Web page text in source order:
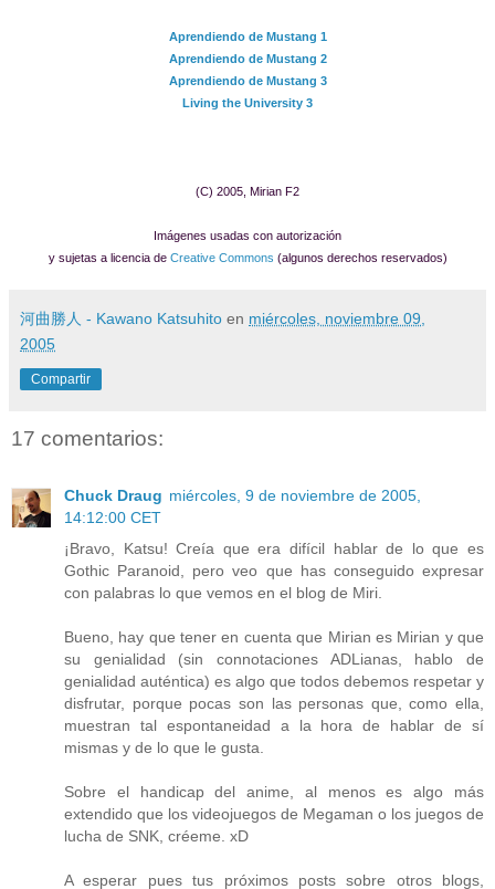
Aprendiendo de Mustang 1
Aprendiendo de Mustang 2
Aprendiendo de Mustang 3
Living the University 3
(C) 2005, Mirian F2
Imágenes usadas con autorización
y sujetas a licencia de Creative Commons (algunos derechos reservados)
河曲勝人 - Kawano Katsuhito en miércoles, noviembre 09,
2005
Compartir
17 comentarios:
Chuck Draug miércoles, 9 de noviembre de 2005,
14:12:00 CET
¡Bravo, Katsu! Creía que era difícil hablar de lo que es
Gothic Paranoid, pero veo que has conseguido expresar
con palabras lo que vemos en el blog de Miri.
Bueno, hay que tener en cuenta que Mirian es Mirian y que
su genialidad (sin connotaciones ADLianas, hablo de
genialidad auténtica) es algo que todos debemos respetar y
disfrutar, porque pocas son las personas que, como ella,
muestran tal espontaneidad a la hora de hablar de sí
mismas y de lo que le gusta.
Sobre el handicap del anime, al menos es algo más
extendido que los videojuegos de Megaman o los juegos de
lucha de SNK, créeme. xD
A esperar pues tus próximos posts sobre otros blogs,